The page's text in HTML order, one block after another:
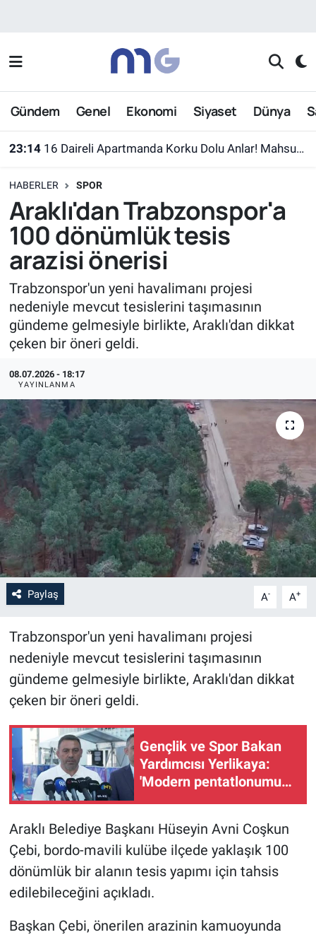
Gündem Genel Ekonomi Siyaset Dünya
23:14 16 Daireli Apartmanda Korku Dolu Anlar! Mahsur Kalanlar Kurtarıldı
HABERLER SPOR
Araklı'dan Trabzonspor'a
100 dönümlük tesis
arazisi önerisi
Trabzonspor'un yeni havalimanı projesi
nedeniyle mevcut tesislerini taşımasının
gündeme gelmesiyle birlikte, Araklı'dan dikkat
çeken bir öneri geldi.
08.07.2026 - 18:17
YAYINLANMA
Paylaş A- A+
Trabzonspor'un yeni havalimanı projesi
nedeniyle mevcut tesislerini taşımasının
gündeme gelmesiyle birlikte, Araklı'dan dikkat
çeken bir öneri geldi.
Gençlik ve Spor Bakan
Yardımcısı Yerlikaya:
'Modern pentatlonumuz
Araklı Belediye Başkanı Hüseyin Avni Coşkun
Çebi, bordo-mavili kulübe ilçede yaklaşık 100
dönümlük bir alanın tesis yapımı için tahsis
edilebileceğini açıkladı.
Başkan Çebi, önerilen arazinin kamuoyunda
Nöbetçi Eczaneler
Hava Durumu
Süper Lig Puan Durumu ve Fikstür
Tüm Manşetler
Son Dakika Haberleri
Haber Arşivi